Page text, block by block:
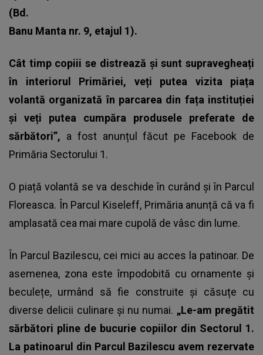
(Bd.
Banu Manta nr. 9, etajul 1).
Cât timp copiii se distrează și sunt supravegheați
în interiorul Primăriei, veți putea vizita piața
volantă organizată în parcarea din fața instituției
și veți putea cumpăra produsele preferate de
sărbători”, a fost anunțul făcut pe Facebook de
Primăria Sectorului 1.
O piață volantă se va deschide în curând și în Parcul
Floreasca. În Parcul Kiseleff, Primăria anunță că va fi
amplasată cea mai mare cupolă de vâsc din lume.
În Parcul Bazilescu, cei mici au acces la patinoar. De
asemenea, zona este împodobită cu ornamente și
beculețe, urmând să fie construite și căsuțe cu
diverse delicii culinare și nu numai. „Le-am pregătit
sărbători pline de bucurie copiilor din Sectorul 1.
La patinoarul din Parcul Bazilescu avem rezervate